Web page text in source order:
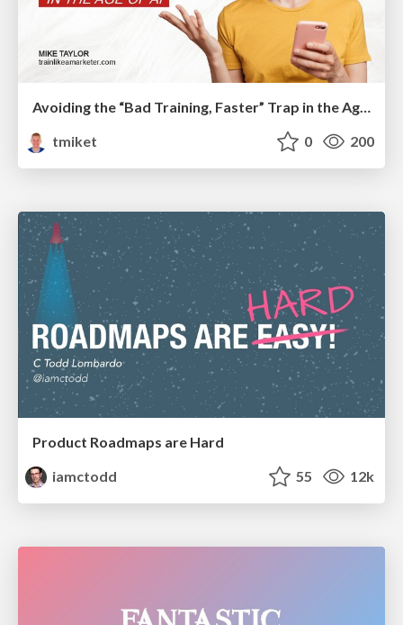
Avoiding the “Bad Training, Faster” Trap in the Age of AI
tmiket
0 200
Product Roadmaps are Hard
iamctodd
55 12k